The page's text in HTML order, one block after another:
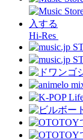
Hi-Res